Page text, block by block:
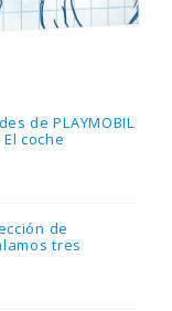
de PLAYMOBIL
coche
de
tres